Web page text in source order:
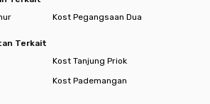
Kost Pegangsaan Dua
Terkait
Kost Tanjung Priok
Kost Pademangan